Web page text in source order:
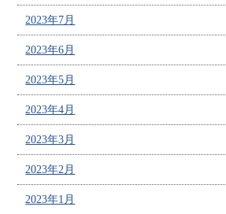
2023年7月
2023年6月
2023年5月
2023年4月
2023年3月
2023年2月
2023年1月